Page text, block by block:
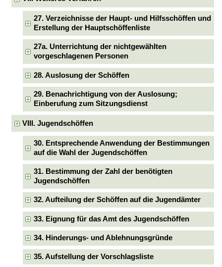
27. Verzeichnisse der Haupt- und Hilfsschöffen und
Erstellung der Hauptschöffenliste
27a. Unterrichtung der nichtgewählten
vorgeschlagenen Personen
28. Auslosung der Schöffen
29. Benachrichtigung von der Auslosung;
Einberufung zum Sitzungsdienst
VIII. Jugendschöffen
30. Entsprechende Anwendung der Bestimmungen
auf die Wahl der Jugendschöffen
31. Bestimmung der Zahl der benötigten
Jugendschöffen
32. Aufteilung der Schöffen auf die Jugendämter
33. Eignung für das Amt des Jugendschöffen
34. Hinderungs- und Ablehnungsgründe
35. Aufstellung der Vorschlagsliste